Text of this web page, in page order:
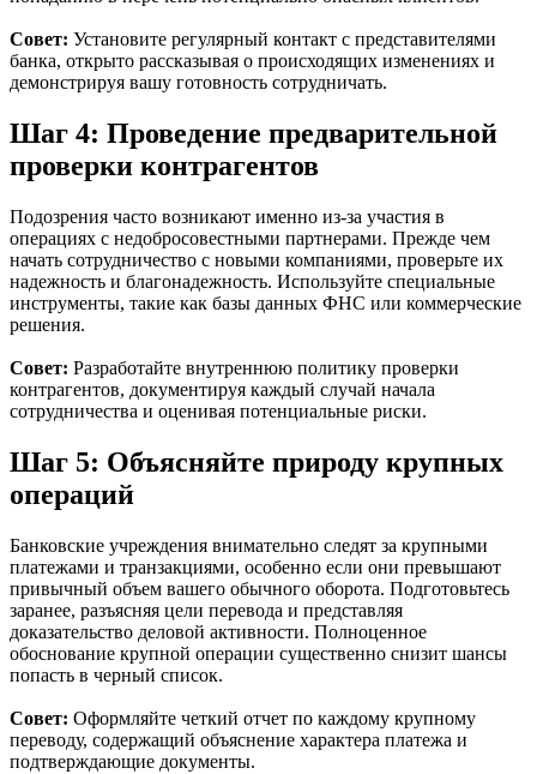
Совет: Установите регулярный контакт с представителями
банка, открыто рассказывая о происходящих изменениях и
демонстрируя вашу готовность сотрудничать.
Шаг 4: Проведение предварительной
проверки контрагентов
Подозрения часто возникают именно из-за участия в
операциях с недобросовестными партнерами. Прежде чем
начать сотрудничество с новыми компаниями, проверьте их
надежность и благонадежность. Используйте специальные
инструменты, такие как базы данных ФНС или коммерческие
решения.
Совет: Разработайте внутреннюю политику проверки
контрагентов, документируя каждый случай начала
сотрудничества и оценивая потенциальные риски.
Шаг 5: Объясняйте природу крупных
операций
Банковские учреждения внимательно следят за крупными
платежами и транзакциями, особенно если они превышают
привычный объем вашего обычного оборота. Подготовьтесь
заранее, разъясняя цели перевода и представляя
доказательство деловой активности. Полноценное
обоснование крупной операции существенно снизит шансы
попасть в черный список.
Совет: Оформляйте четкий отчет по каждому крупному
переводу, содержащий объяснение характера платежа и
подтверждающие документы.